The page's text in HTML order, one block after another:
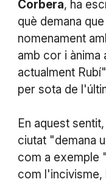
Corbera, ha
què demana
nomenament
amb cor i ànima
actualment
per sota de
En aquest
ciutat "demana
com a exemple
com l'incivisme,